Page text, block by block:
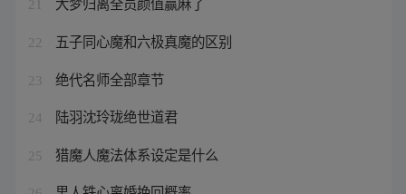
21
22 五子同心魔和六极真魔的区别
23 绝代名师全部章节
24 陆羽沈玲珑绝世道君
25 猎魔人魔法体系设定是什么